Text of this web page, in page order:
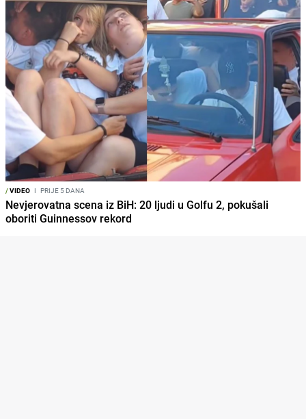
/VIDEO I PRIJE 5 DANA
Nevjerovatna scena iz BiH: 20 ljudi u Golfu 2, pokušali
oboriti Guinnessov rekord